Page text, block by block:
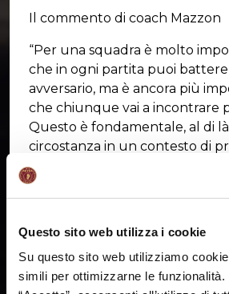
Questo sito web utilizza i cookie
Su questo sito web utilizziamo
simili per ottimizzarne le funzionalità.
Il commento di coach Mazzon
“Per una squadra è molto
che in ogni partita puoi
avversario, ma è ancora più
che chiunque vai a incontrare
Questo è fondamentale, al di
circostanza in un contesto di
coach in questo momento
ragazze di essere concentrate
ogni possesso ad essere
che stiamo imparando l’una
Sappiamo che Gernika in casa